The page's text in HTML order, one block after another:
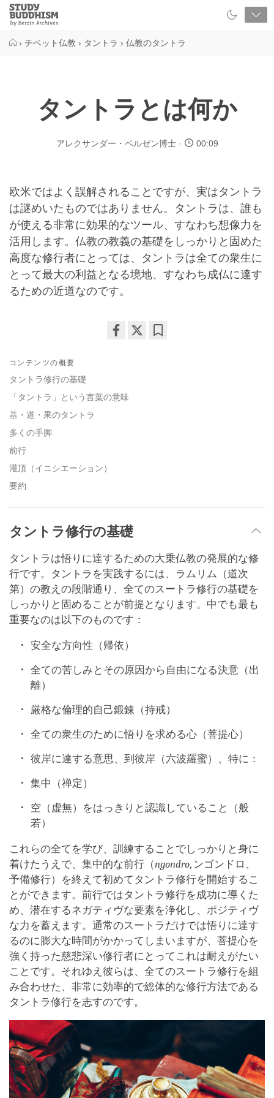
Close
Study
Buddhism
› チベット仏教 › タントラ › 仏教のタントラ
タントラとは何か
アレクサンダー・ベルゼン博士 00:09
欧米ではよく誤解されることですが、実はタントラ
は謎めいたものではありません。タントラは、誰も
が使える非常に効果的なツール、すなわち想像力を
活用します。仏教の教義の基礎をしっかりと固めた
高度な修行者にとっては、タントラは全ての衆生に
とって最大の利益となる境地、すなわち成仏に達す
るための近道なのです。
コンテンツの概要
タントラ修行の基礎
「タントラ」という言葉の意味
基・道・果のタントラ
多くの手脚
前行
灌頂（イニシエーション）
要約
タントラ修行の基礎
タントラは悟りに達するための大乗仏教の発展的な修
行です。タントラを実践するには、ラムリム（道次
第）の教えの段階通り、全てのスートラ修行の基礎を
しっかりと固めることが前提となります。中でも最も
重要なのは以下のものです：
安全な方向性（帰依）
全ての苦しみとその原因から自由になる決意（出
離）
厳格な倫理的自己鍛錬（持戒）
全ての衆生のために悟りを求める心（菩提心）
彼岸に達する意思、到彼岸（六波羅蜜）、特に：
集中（禅定）
空（虚無）をはっきりと認識していること（般
若）
これらの全てを学び、訓練することでしっかりと身に
着けたうえで、集中的な前行（ngondro, ンゴンドロ、
予備修行）を終えて初めてタントラ修行を開始するこ
とができます。前行ではタントラ修行を成功に導くた
め、潜在するネガティヴな要素を浄化し、ポジティヴ
な力を蓄えます。通常のスートラだけでは悟りに達す
るのに膨大な時間がかかってしまいますが、菩提心を
強く持った慈悲深い修行者にとってこれは耐えがたい
ことです。それゆえ彼らは、全てのスートラ修行を組
み合わせた、非常に効率的で総体的な修行方法である
タントラ修行を志すのです。